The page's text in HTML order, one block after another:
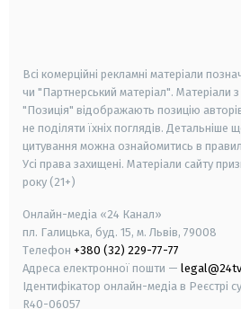
Всі комерційні рекламні матеріали
чи "Партнерський матеріал". Матеріали
"Позиція" відображають позицію
не поділяти їхніх поглядів.
цитування можна ознайомитись в
Усі права захищені. Матеріали сайту
року (21+)
Онлайн-медіа «24 Канал»
пл. Галицька, буд. 15, м. Львів, 79008
Телефон +380 (32) 229-77-77
Адреса електронної пошти —
Ідентифікатор онлайн-медіа в Реєстрі
R40-06057